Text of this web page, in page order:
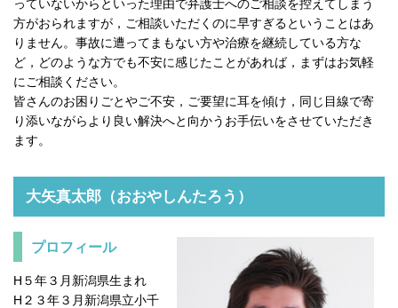
っていないからといった理由で弁護士へのご相談を控えてしまう
方がおられますが，ご相談いただくのに早すぎるということはあ
りません。事故に遭ってまもない方や治療を継続している方な
ど，どのような方でも不安に感じたことがあれば，まずはお気軽
にご相談ください。
皆さんのお困りごとやご不安，ご要望に耳を傾け，同じ目線で寄
り添いながらより良い解決へと向かうお手伝いをさせていただき
ます。
大矢真太郎（おおやしんたろう）
プロフィール
H５年３月新潟県生まれ
H２３年３月新潟県立小千